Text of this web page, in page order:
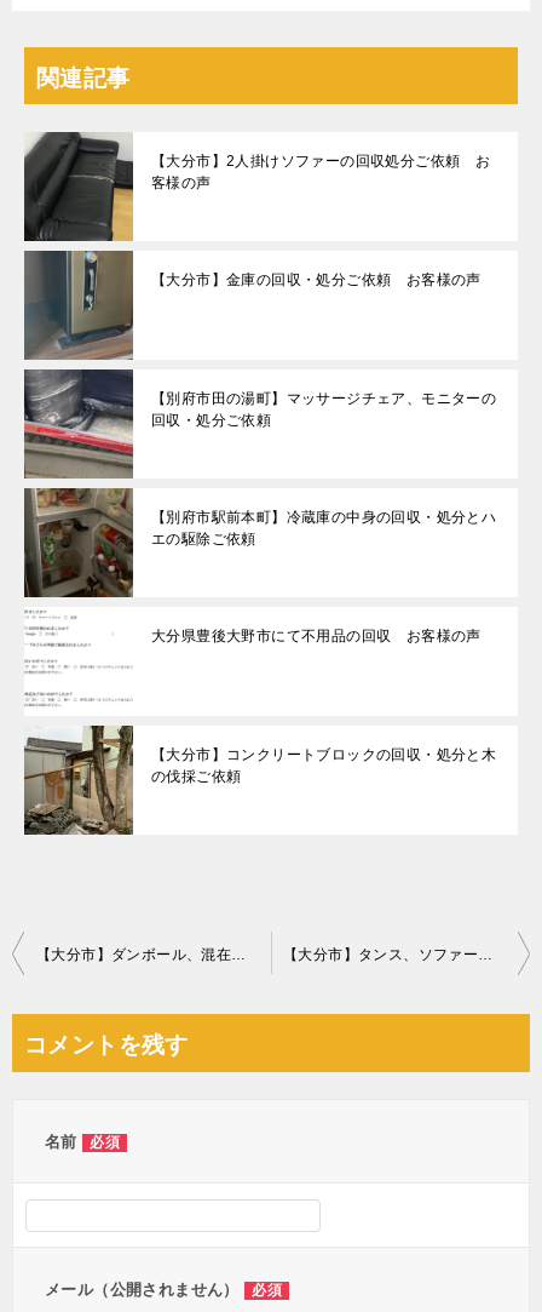
関連記事
【大分市】2人掛けソファーの回収処分ご依頼 お
客様の声
【大分市】金庫の回収・処分ご依頼 お客様の声
【別府市田の湯町】マッサージチェア、モニターの
回収・処分ご依頼
【別府市駅前本町】冷蔵庫の中身の回収・処分とハ
エの駆除ご依頼
大分県豊後大野市にて不用品の回収 お客様の声
【大分市】コンクリートブロックの回収・処分と木
の伐採ご依頼
投
ビ
【大分市】ダンボール、混在ゴミの回収・処分ご依頼 お客様の声 【大分市】タンス、ソファー、椅子、自転車、布団等の回収・処分
コメントを残す
名前 必須
メール（公開されません） 必須